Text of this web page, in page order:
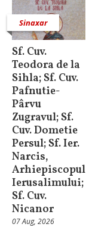
Sinaxar
Sf. Cuv.
Teodora de la
Sihla; Sf. Cuv.
Pafnutie-
Pârvu
Zugravul; Sf.
Cuv. Dometie
Persul; Sf. Ier.
Narcis,
Arhiepiscopul
Ierusalimului;
Sf. Cuv.
Nicanor
07 Aug, 2026